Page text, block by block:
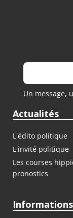
Un message,
Actualités
L'édito politique
L'invité politique
Les courses
pronostics
Informations